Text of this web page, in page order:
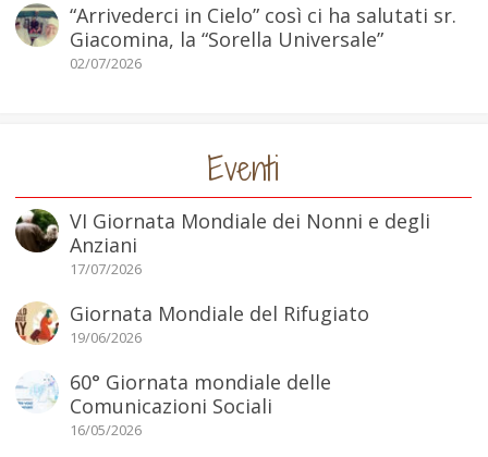
“Arrivederci in Cielo” così ci ha salutati sr.
Giacomina, la “Sorella Universale”
02/07/2026
Eventi
VI Giornata Mondiale dei Nonni e degli
Anziani
17/07/2026
Giornata Mondiale del Rifugiato
19/06/2026
60° Giornata mondiale delle
Comunicazioni Sociali
16/05/2026